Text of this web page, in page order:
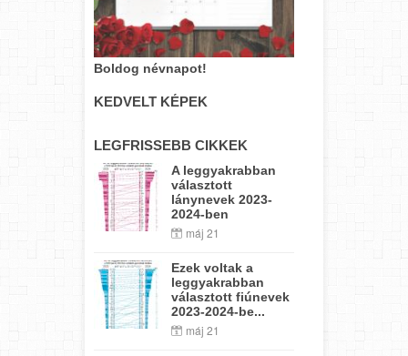
Boldog névnapot!
KEDVELT KÉPEK
LEGFRISSEBB CIKKEK
A leggyakrabban
választott
lánynevek 2023-
2024-ben
máj 21
Ezek voltak a
leggyakrabban
választott fiúnevek
2023-2024-be...
máj 21